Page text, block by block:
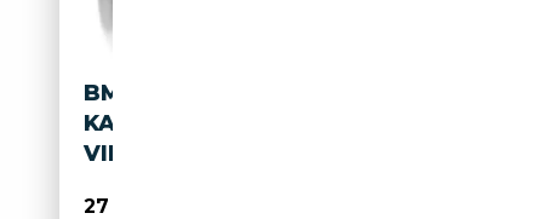
BMW X3 XDRIVE 30 E
KAMERA*NAVITOUCH*LED*DRI
VING*DAB*
27 950€